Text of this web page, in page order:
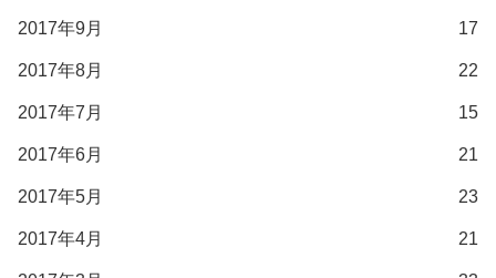
2017年9月 17
2017年8月 22
2017年7月 15
2017年6月 21
2017年5月 23
2017年4月 21